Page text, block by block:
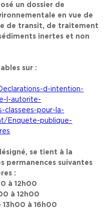
un dossier de
en vue de
de transit, de traitement
inertes et non
sur :
d-intention-
l-autorite-
classees-pour-la-
Enquete-publique-
se tient à la
permanences suivantes
:
à 12h00
à 12h00
à 16h00